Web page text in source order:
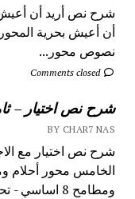
شرح نص أريد أن أعيش
نصوص محور...
Comments closed
شرح نص اختيار –
BY CHAR7 NAS
الخامس محور
ومطامح 8 اساسي - تحضير...